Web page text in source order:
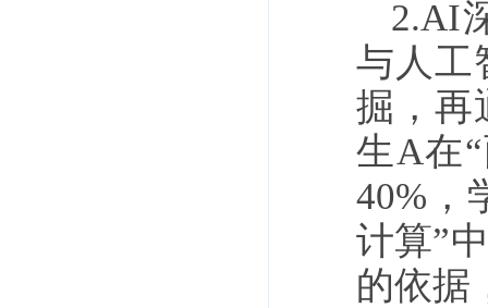
2.AI
与人工
掘，再
生A在
40%，
计算”
的依据